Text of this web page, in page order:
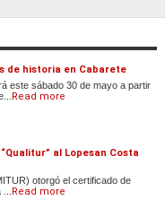
de historia en Cabarete
este sábado 30 de mayo a partir
Read more
al Lopesan Costa
otorgó el certificado de
Read more